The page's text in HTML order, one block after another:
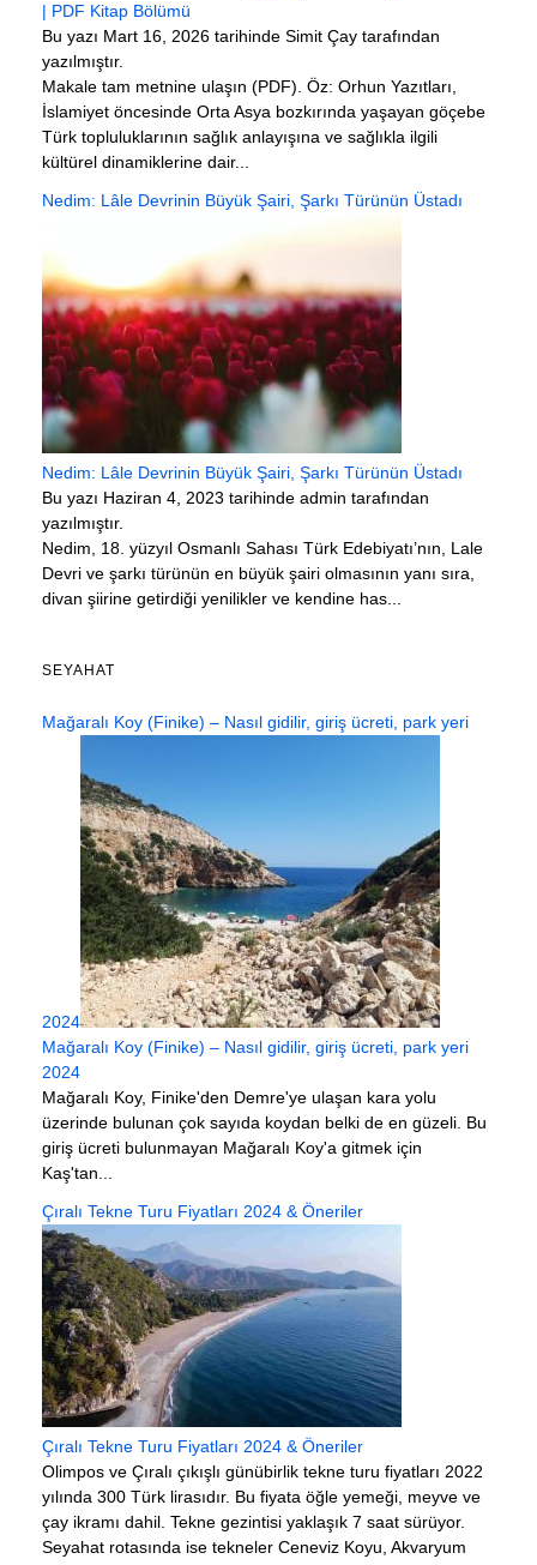
| PDF Kitap Bölümü
Bu yazı Mart 16, 2026 tarihinde Simit Çay tarafından
yazılmıştır.
Makale tam metnine ulaşın (PDF). Öz: Orhun Yazıtları,
İslamiyet öncesinde Orta Asya bozkırında yaşayan göçebe
Türk topluluklarının sağlık anlayışına ve sağlıkla ilgili
kültürel dinamiklerine dair...
Nedim: Lâle Devrinin Büyük Şairi, Şarkı Türünün Üstadı
Nedim: Lâle Devrinin Büyük Şairi, Şarkı Türünün Üstadı
Bu yazı Haziran 4, 2023 tarihinde admin tarafından
yazılmıştır.
Nedim, 18. yüzyıl Osmanlı Sahası Türk Edebiyatı’nın, Lale
Devri ve şarkı türünün en büyük şairi olmasının yanı sıra,
divan şiirine getirdiği yenilikler ve kendine has...
SEYAHAT
Mağaralı Koy (Finike) – Nasıl gidilir, giriş ücreti, park yeri
2024
Mağaralı Koy (Finike) – Nasıl gidilir, giriş ücreti, park yeri
2024
Mağaralı Koy, Finike'den Demre'ye ulaşan kara yolu
üzerinde bulunan çok sayıda koydan belki de en güzeli. Bu
giriş ücreti bulunmayan Mağaralı Koy'a gitmek için
Kaş'tan...
Çıralı Tekne Turu Fiyatları 2024 & Öneriler
Çıralı Tekne Turu Fiyatları 2024 & Öneriler
Olimpos ve Çıralı çıkışlı günübirlik tekne turu fiyatları 2022
yılında 300 Türk lirasıdır. Bu fiyata öğle yemeği, meyve ve
çay ikramı dahil. Tekne gezintisi yaklaşık 7 saat sürüyor.
Seyahat rotasında ise tekneler Ceneviz Koyu, Akvaryum